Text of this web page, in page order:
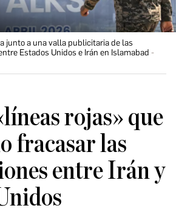
junto a una valla publicitaria de las
Estados Unidos e Irán en Islamabad
rojas» que
fracasar las
entre Irán y